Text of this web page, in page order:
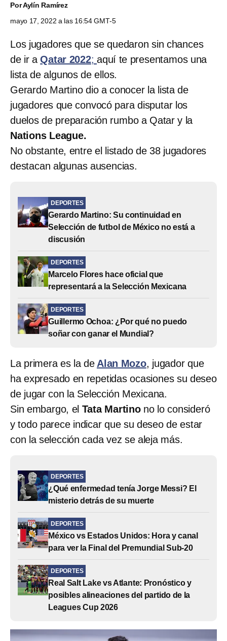
PorAylín Ramírez
mayo 17, 2022 a las 16:54 GMT-5
Los jugadores que se quedaron sin chances
de ir a Qatar 2022;aquí te presentamos una
lista de algunos de ellos.
Gerardo Martino dio a conocer la lista de
jugadores que convocó para disputar los
duelos de preparación rumbo a Qatar y la
Nations League.
No obstante, entre el listado de 38 jugadores
destacan algunas ausencias.
DEPORTES
Gerardo Martino: Su continuidad en
Selección de futbol de México no está a
discusión
DEPORTES
Marcelo Flores hace oficial que
representará a la Selección Mexicana
DEPORTES
Guillermo Ochoa: ¿Por qué no puedo
soñar con ganar el Mundial?
La primera es la de Alan Mozo, jugador que
ha expresado en repetidas ocasiones su deseo
de jugar con la Selección Mexicana.
Sin embargo, el Tata Martinono lo consideró
y todo parece indicar que su deseo de estar
con la selección cada vez se aleja más.
DEPORTES
¿Qué enfermedad tenía Jorge Messi? El
misterio detrás de su muerte
DEPORTES
México vs Estados Unidos: Hora y canal
para ver la Final del Premundial Sub-20
DEPORTES
Real Salt Lake vs Atlante: Pronóstico y
posibles alineaciones del partido de la
Leagues Cup 2026